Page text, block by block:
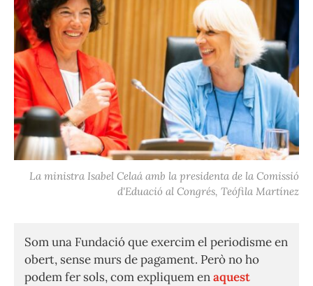
La ministra Isabel Celaá amb la presidenta de la Comissió
d'Eduació al Congrés, Teófila Martínez
Som una Fundació que exercim el periodisme en
obert, sense murs de pagament. Però no ho
podem fer sols, com expliquem enaquest